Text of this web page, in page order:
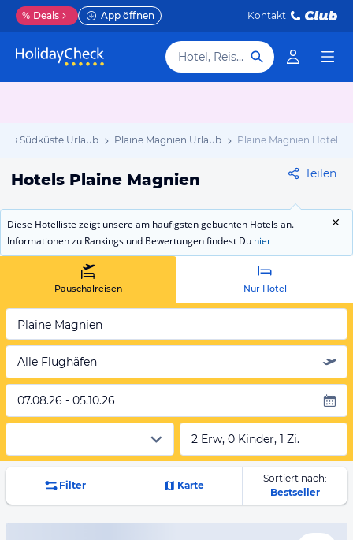
% Deals App öffnen Kontakt
Hotel, Reiseziel
Südküste Urlaub Plaine Magnien Urlaub Plaine Magnien Hotels
Hotels Plaine Magnien Teilen
Diese Hotelliste zeigt unsere am häufigsten gebuchten Hotels an.
Informationen zu Rankings und Bewertungen findest Du hier
Pauschalreisen Nur Hotel
Plaine Magnien
Alle Flughäfen
07.08.26 - 05.10.26
2 Erw, 0 Kinder, 1 Zi.
Filter Karte
Sortiert nach:
Bestseller